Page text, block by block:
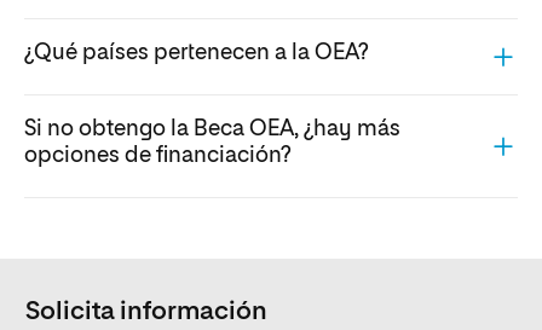
¿Qué países pertenecen a la OEA?
Si no obtengo la Beca OEA, ¿hay más
opciones de financiación?
Solicita información